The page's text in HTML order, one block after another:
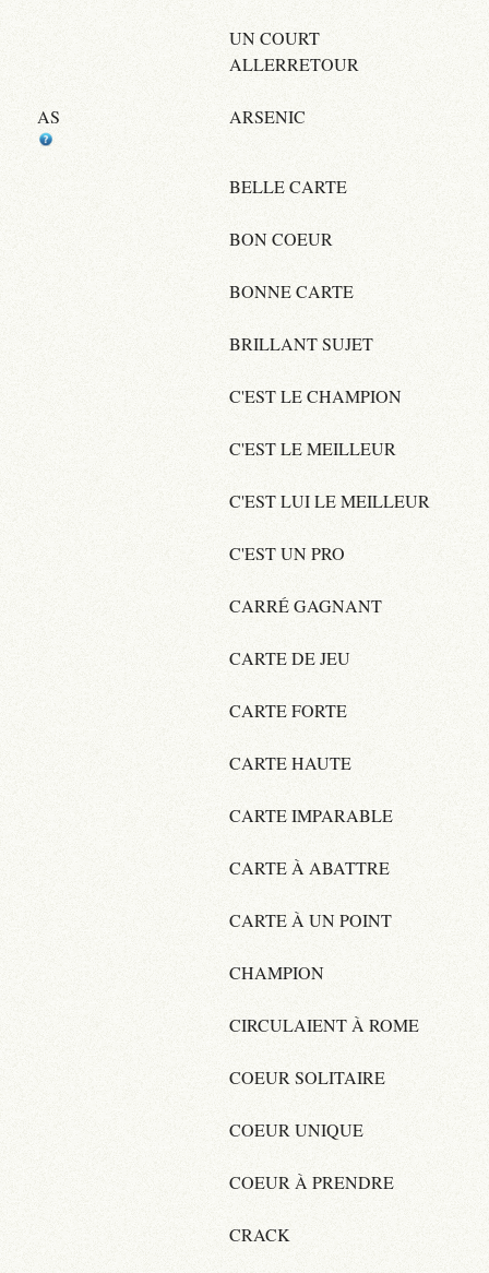
UN COURT
ALLERRETOUR
AS ARSENIC
BELLE CARTE
BON COEUR
BONNE CARTE
BRILLANT SUJET
C'EST LE CHAMPION
C'EST LE MEILLEUR
C'EST LUI LE MEILLEUR
C'EST UN PRO
CARRÉ GAGNANT
CARTE DE JEU
CARTE FORTE
CARTE HAUTE
CARTE IMPARABLE
CARTE À ABATTRE
CARTE À UN POINT
CHAMPION
CIRCULAIENT À ROME
COEUR SOLITAIRE
COEUR UNIQUE
COEUR À PRENDRE
CRACK